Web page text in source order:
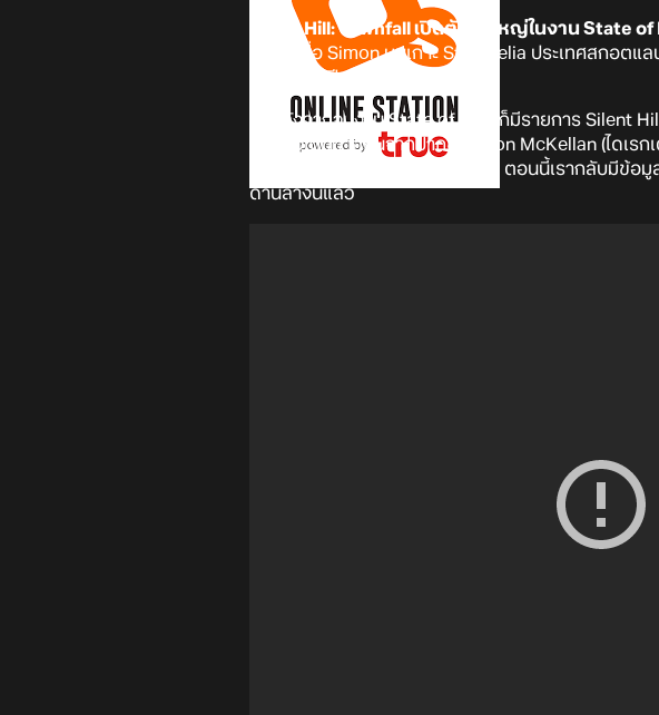
Silent Hill: Townfall เปิดตัวยิ่งใหญ่ในงาน State
ตัวเอกชื่อ Simon บนเกาะ St. Amelia ประเทศสกอ
วางขายในปี 2026
ซึ่งหลังจากจบงาน State of Play ก็มีรายการ Silent
ลึกของเกมมากขึ้นจากปากของ Jon McKellan (ไดเร
เลยเกี่ยวกับ Silent Hill: Townfall ตอนนี้เรากลับมีข้อ
ด้านล่างนี้แล้ว